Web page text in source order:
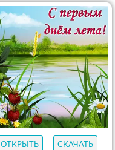
ОТКРЫТЬ СКАЧАТЬ